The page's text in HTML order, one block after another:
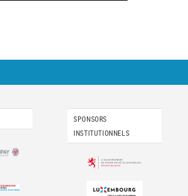
SPONSORS
INSTITUTIONNELS